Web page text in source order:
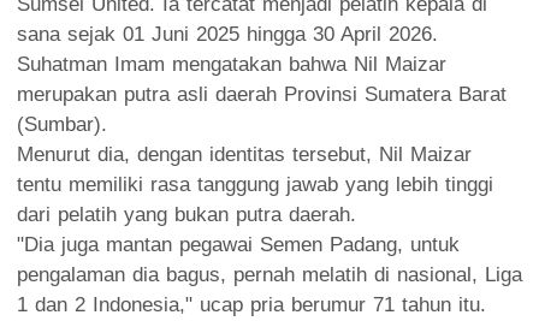
sana sejak 01 Juni 2025 hingga 30 April 2026.
Suhatman Imam mengatakan bahwa Nil Maizar
merupakan putra asli daerah Provinsi Sumatera Barat
(Sumbar).
Menurut dia, dengan identitas tersebut, Nil Maizar
tentu memiliki rasa tanggung jawab yang lebih tinggi
dari pelatih yang bukan putra daerah.
"Dia juga mantan pegawai Semen Padang, untuk
pengalaman dia bagus, pernah melatih di nasional, Liga
1 dan 2 Indonesia," ucap pria berumur 71 tahun itu.